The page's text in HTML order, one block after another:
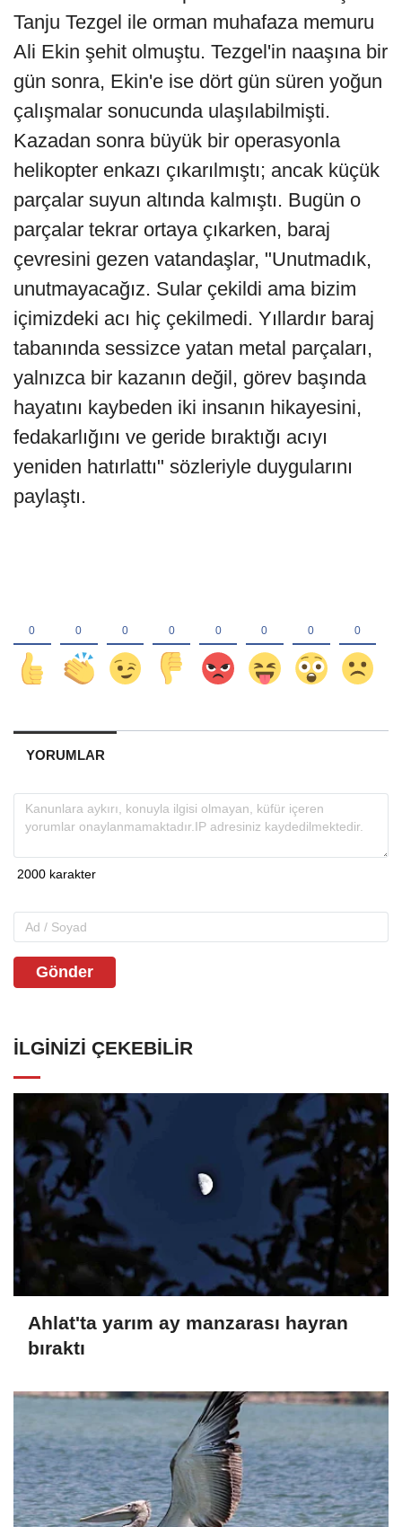
Tanju Tezgel ile orman muhafaza memuru
Ali Ekin şehit olmuştu. Tezgel'in naaşına bir
gün sonra, Ekin'e ise dört gün süren yoğun
çalışmalar sonucunda ulaşılabilmişti.
Kazadan sonra büyük bir operasyonla
helikopter enkazı çıkarılmıştı; ancak küçük
parçalar suyun altında kalmıştı. Bugün o
parçalar tekrar ortaya çıkarken, baraj
çevresini gezen vatandaşlar, "Unutmadık,
unutmayacağız. Sular çekildi ama bizim
içimizdeki acı hiç çekilmedi. Yıllardır baraj
tabanında sessizce yatan metal parçaları,
yalnızca bir kazanın değil, görev başında
hayatını kaybeden iki insanın hikayesini,
fedakarlığını ve geride bıraktığı acıyı
yeniden hatırlattı" sözleriyle duygularını
paylaştı.
YORUMLAR
Gönder
İLGINIZI ÇEKEBILIR
Ahlat'ta yarım ay manzarası hayran
bıraktı